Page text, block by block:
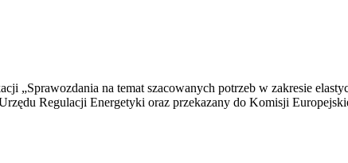
„Sprawozdania na temat szacowanych potrzeb w zakresie
Regulacji Energetyki oraz przekazany do Komisji